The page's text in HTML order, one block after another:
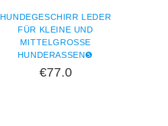
HUNDEGESCHIRR LEDER
FÜR KLEINE UND
MITTELGROSSE H
UNDERASSEN❺
€77.0